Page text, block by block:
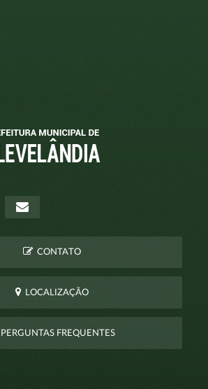
CONTATO
LOCALIZAÇÃO
PERGUNTAS FREQUENTES